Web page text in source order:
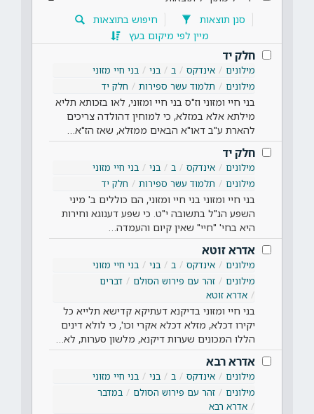
סנן תוצאות
חיפוש בתוצאות
מיין לפי מיקום בעץ
חלק יד
מילונים אינדקס ב בני
בני חיי מזוני
מילונים
תלמוד עשר ספירות חלק יד
בני חיי ומזוני וז"ס בני חיי ומזוני, לאו בזכותא תליא
מילתא אלא במזלא, כי למוחין דהולדה צריכים
להארת ע"ב דאו"א הבאים ממזלא, שאז הז"א…
חלק יד
מילונים אינדקס ב בני
בני חיי מזוני
מילונים
תלמוד עשר ספירות חלק יד
בני חיי ומזוני בני חיי ומזוני, הם כוללים ב' מיני
השפע הנ"ל בתשובה י"ט. כי שפע דענוגא וחירות
היא בחי' "חיי" שאין קיום והעמדה…
אדרא זוטא
מילונים אינדקס ב בני
בני חיי מזוני
מילונים
זהר עם פירוש הסולם
דברים
אדרא זוטא
בני חיי ומזוני בדיקנא דעתיקא קדישא תלייא כל
יקירו דכלא, מזלא דכלא אקרי וכו', כי לולא דינים
הללו המכונים שערות דיקנא, מלשון סערות, לא…
אדרא רבא
מילונים אינדקס ב בני
בני חיי מזוני
מילונים
זהר עם פירוש הסולם
במדבר
אדרא רבא